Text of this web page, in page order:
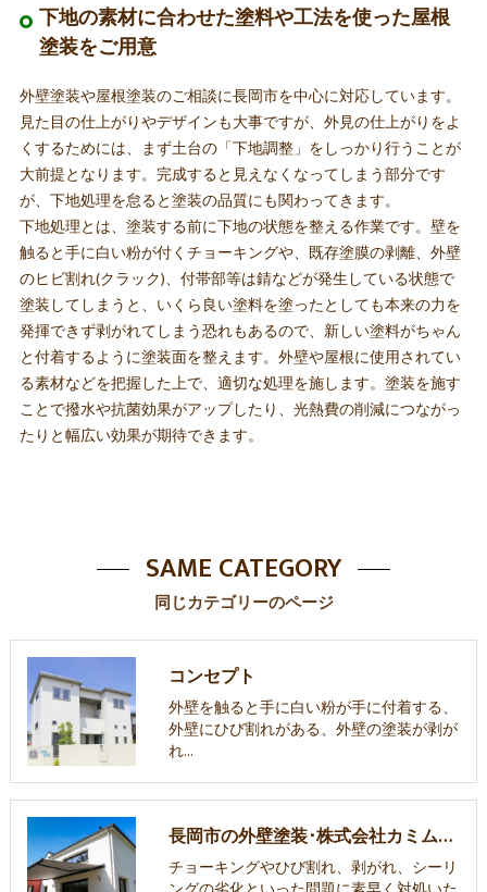
下地の素材に合わせた塗料や工法を使った屋根
塗装をご用意
外壁塗装や屋根塗装のご相談に長岡市を中心に対応しています。
見た目の仕上がりやデザインも大事ですが、外見の仕上がりをよ
くするためには、まず土台の「下地調整」をしっかり行うことが
大前提となります。完成すると見えなくなってしまう部分です
が、下地処理を怠ると塗装の品質にも関わってきます。
下地処理とは、塗装する前に下地の状態を整える作業です。壁を
触ると手に白い粉が付くチョーキングや、既存塗膜の剥離、外壁
のヒビ割れ(クラック)、付帯部等は錆などが発生している状態で
塗装してしまうと、いくら良い塗料を塗ったとしても本来の力を
発揮できず剥がれてしまう恐れもあるので、新しい塗料がちゃん
と付着するように塗装面を整えます。外壁や屋根に使用されてい
る素材などを把握した上で、適切な処理を施します。塗装を施す
ことで撥水や抗菌効果がアップしたり、光熱費の削減につながっ
たりと幅広い効果が期待できます。
同じカテゴリーのページ
SAME CATEGORY
コンセプト
外壁を触ると手に白い粉が手に付着する、
外壁にひび割れがある、外壁の塗装が剥が
れ…
長岡市の外壁塗装･株式会社カミムラ塗装の口コミ情報
チョーキングやひび割れ、剥がれ、シーリ